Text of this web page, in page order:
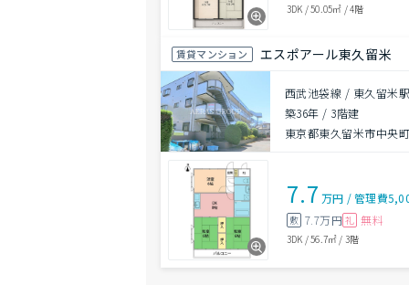
3DK /50.05㎡ /4階
賃貸マンション エスポアール東久留米
西武池袋線 / 東久留米
築36年 / 3階建
東京都東久留米市中央
7.7 万円 /管理費
敷 7.7万円 礼 無料
3DK /56.7㎡ / 3階